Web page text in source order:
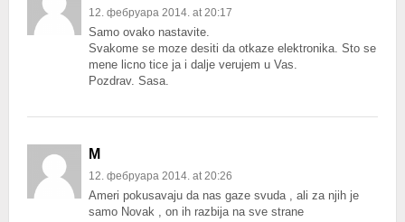
12. фебруара 2014. at 20:17
Samo ovako nastavite.
Svakome se moze desiti da otkaze elektronika. Sto se
mene licno tice ja i dalje verujem u Vas.
Pozdrav. Sasa.
M
12. фебруара 2014. at 20:26
Ameri pokusavaju da nas gaze svuda , ali za njih je
samo Novak , on ih razbija na sve strane